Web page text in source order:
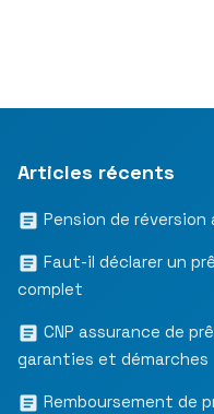
Articles récents
Pension de
Faut-il déclarer un
complet
CNP assurance de
garanties et démarches
Remboursement de